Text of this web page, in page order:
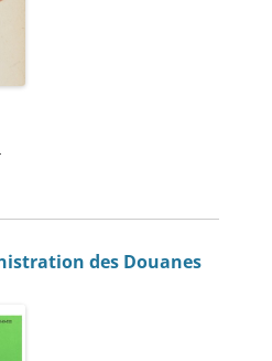
des Douanes